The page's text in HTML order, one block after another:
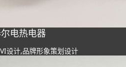
电热电器
设计,品牌形象策划设计